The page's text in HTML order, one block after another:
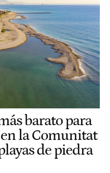
barato para
la Comunitat
de piedra